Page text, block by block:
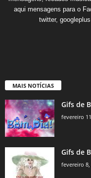
aqui mensagens para o
twitter,
MAIS NOTÍCIAS
Gifs de
fevereiro
Gifs de
fevereiro 8,